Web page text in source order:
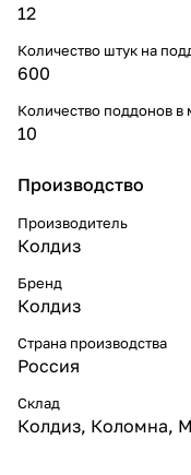
12
Количество штук на
600
Количество поддонов в
10
Производство
Производитель
Колдиз
Бренд
Колдиз
Страна производства
Россия
Склад
Колдиз, Коломна,